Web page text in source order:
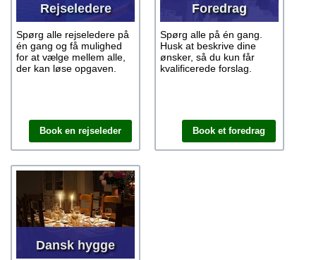
Rejseledere
Spørg alle rejseledere på
én gang og få mulighed
for at vælge mellem alle,
der kan løse opgaven.
Book en rejseleder
Foredrag
Spørg alle på én gang.
Husk at beskrive dine
ønsker, så du kun får
kvalificerede forslag.
Book et foredrag
Dansk hygge